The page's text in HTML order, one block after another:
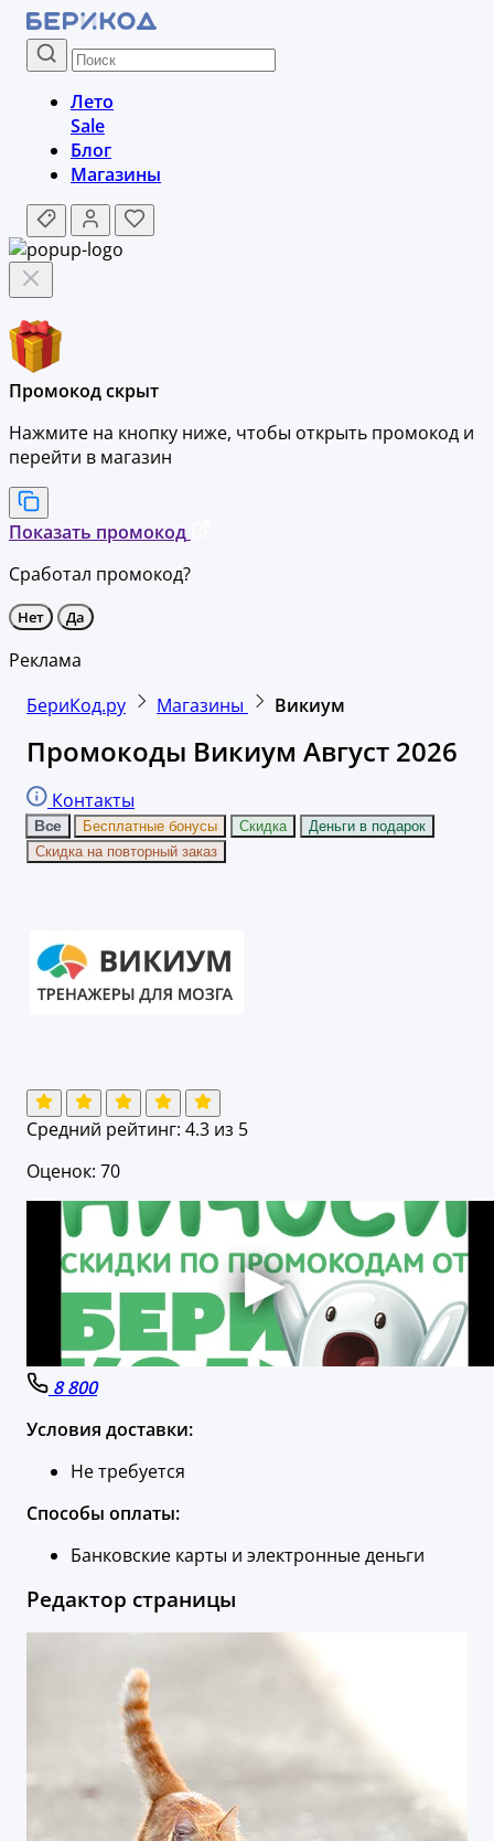
Лето
Sale
Блог
Магазины
Промокод скрыт
Нажмите на кнопку ниже, чтобы открыть промокод и
перейти в магазин
Показать промокод
Сработал промокод?
Нет Да
Реклама
БериКод.ру
Магазины Викиум
Промокоды Викиум Август 2026
Контакты
Все Бесплатные бонусы Скидка
Деньги в подарок
Скидка на повторный заказ
Средний рейтинг: 4.3 из 5
Оценок: 70
8 800
Условия доставки:
Не требуется
Способы оплаты:
Банковские карты и электронные деньги
Редактор страницы